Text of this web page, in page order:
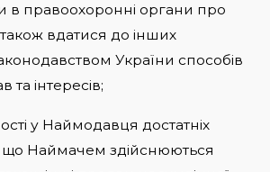
в правоохоронні органи про
вдатися до інших
України способів
та інтересів;
у Наймодавця достатніх
що Наймачем здійснюються